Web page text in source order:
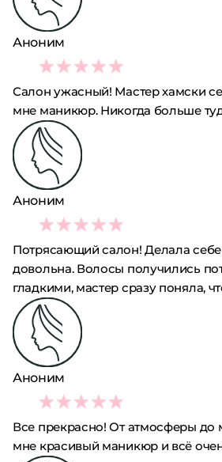
Аноним
1
Салон ужасный! Мастер хамски
мне маникюр. Никогда больше
Аноним
5
Потрясающий салон! Делала
довольна. Волосы получились
гладкими, мастер сразу поняла,
Аноним
5
Все прекрасно! От атмосферы до
мне красивый маникюр и всё